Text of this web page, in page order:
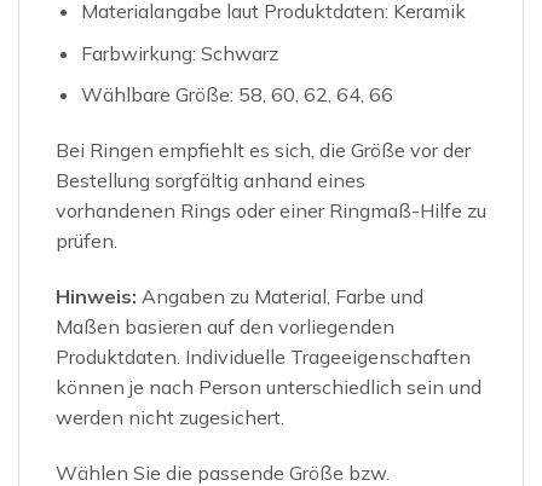
Materialangabe laut Produktdaten: Keramik
Farbwirkung: Schwarz
Wählbare Größe: 58, 60, 62, 64, 66
Bei Ringen empfiehlt es sich, die Größe vor der
Bestellung sorgfältig anhand eines
vorhandenen Rings oder einer Ringmaß-Hilfe zu
prüfen.
Hinweis: Angaben zu Material, Farbe und
Maßen basieren auf den vorliegenden
Produktdaten. Individuelle Trageeigenschaften
können je nach Person unterschiedlich sein und
werden nicht zugesichert.
Wählen Sie die passende Größe bzw.